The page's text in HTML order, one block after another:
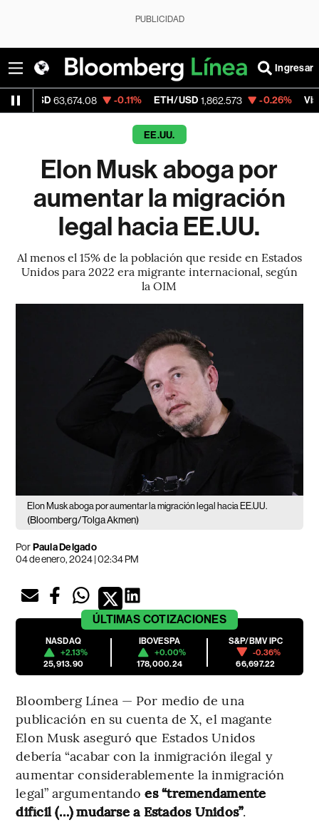
PUBLICIDAD
Ingresar
63,674.08 -0.11% ETH/USD 1,862.573 -0.26% Visa 365.67
EE.UU.
Elon Musk aboga por
aumentar la migración
legal hacia EE.UU.
Al menos el 15% de la población que reside en Estados
Unidos para 2022 era migrante internacional, según
la OIM
Elon Musk aboga por aumentar la migración legal hacia EE.UU.
(Bloomberg/Tolga Akmen)
PorPaula Delgado
04 de enero, 2024 | 02:34 PM
ÚLTIMAS COTIZACIONES
NASDAQ
+2.13%
25,913.90
IBOVESPA
+0.00%
178,000.24
S&P/BMV IPC
-0.36%
66,697.22
Bloomberg Línea — Por medio de una
publicación en su cuenta de X, el magante
Elon Musk aseguró que Estados Unidos
debería “acabar con la inmigración ilegal y
aumentar considerablemente la inmigración
legal” argumentandoes “tremendamente
difícil (…) mudarse a Estados Unidos”.